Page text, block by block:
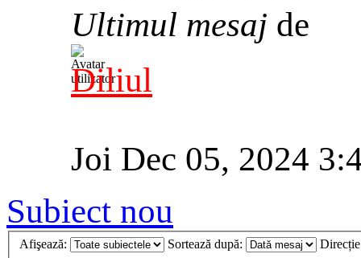
Ultimul mesaj de
Diliul
Joi Dec 05, 2024
Subiect nou
Afişează: Sortează după: